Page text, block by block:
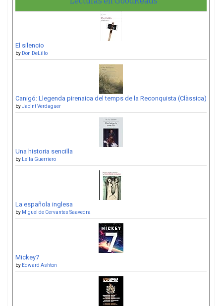
El silencio
by Don DeLillo
Canigó: Llegenda pirenaica del temps de la Reconquista (Clàssica)
byJacint Verdaguer
Una historia sencilla
by Leila Guerriero
La española inglesa
by Miguel de Cervantes Saavedra
Mickey7
by Edward Ashton